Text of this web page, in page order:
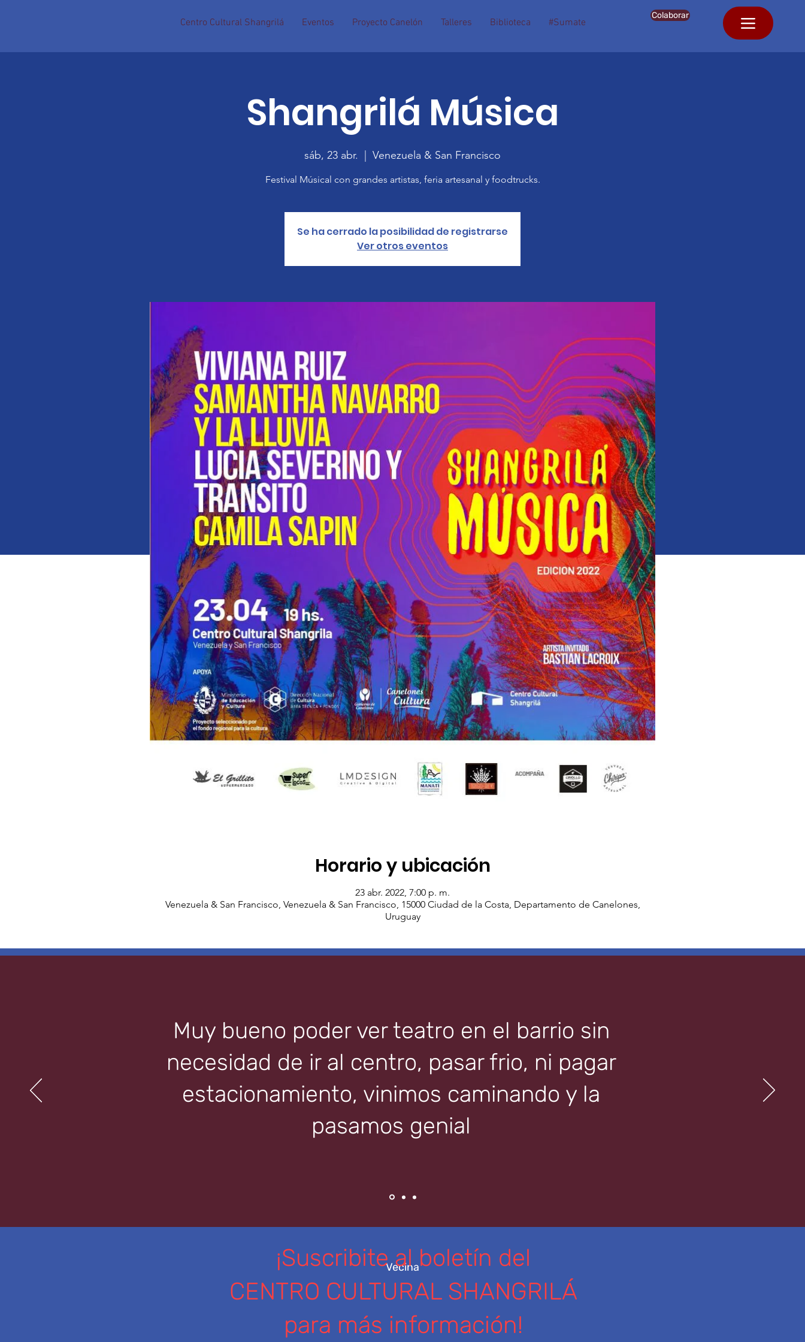
Centro Cultural Shangrilá Eventos Proyecto Canelón Talleres Biblioteca #Sumate
Colaborar
Shangrilá Música
sáb, 23 abr. Venezuela & San Francisco
Festival Músical con grandes artistas, feria artesanal y foodtrucks.
Se ha cerrado la posibilidad de registrarse
Ver otros eventos
Horario y ubicación
23 abr. 2022, 7:00 p. m.
Venezuela & San Francisco, Venezuela & San Francisco, 15000 Ciudad de la Costa, Departamento de Canelones,
Uruguay
Muy bueno poder ver teatro en el barrio sin
necesidad de ir al centro, pasar frio, ni pagar
estacionamiento, vinimos caminando y la
pasamos genial
Vecina
¡Suscribite al boletín del
CENTRO CULTURAL SHANGRILÁ
para más información!